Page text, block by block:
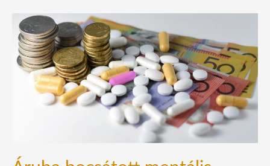
Áruba
bocsátott
mentális
egészségünk